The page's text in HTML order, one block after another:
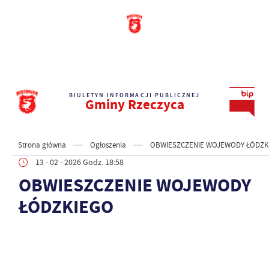
BIULETYN INFORMACJI PUBLICZNEJ
Gminy Rzeczyca
Strona główna Ogłoszenia OBWIESZCZENIE WOJEWODY
13 - 02 - 2026 Godz. 18:58
OBWIESZCZENIE WOJEWODY
ŁÓDZKIEGO